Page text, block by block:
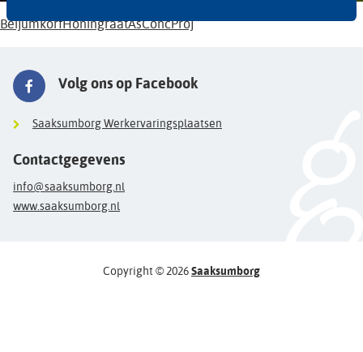
BeijumkorfHoningraatAsConcProj
Volg ons op Facebook
Saaksumborg Werkervaringsplaatsen
Contactgegevens
info@saaksumborg.nl
www.saaksumborg.nl
Copyright © 2026Saaksumborg